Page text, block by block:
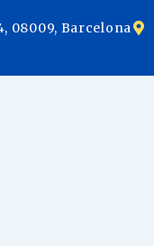
08009, Barcelona